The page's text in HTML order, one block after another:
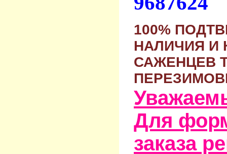
100%
НАЛИЧИЯ И
САЖЕНЦЕВ
Для
заказа